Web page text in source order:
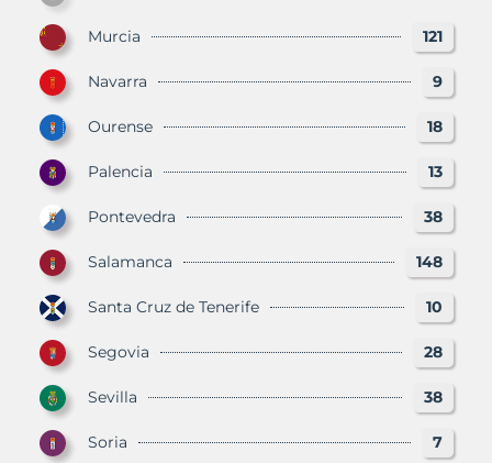
Murcia 121
Navarra 9
Ourense 18
Palencia 13
Pontevedra 38
Salamanca 148
Santa Cruz de Tenerife 10
Segovia 28
Sevilla 38
Soria 7